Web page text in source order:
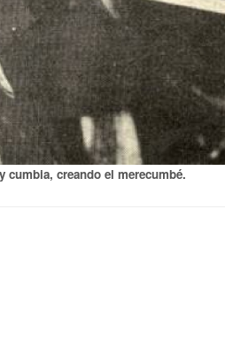
cumbia, creando el merecumbé.